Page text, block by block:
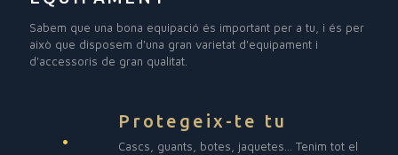
Sabem que una bona equipació és important per a tu, i és per
això que disposem d'una gran varietat d'equipament i
d'accessoris de gran qualitat.
Protegeix-te tu
Cascs, guants, botes, jaquetes... Tenim tot el